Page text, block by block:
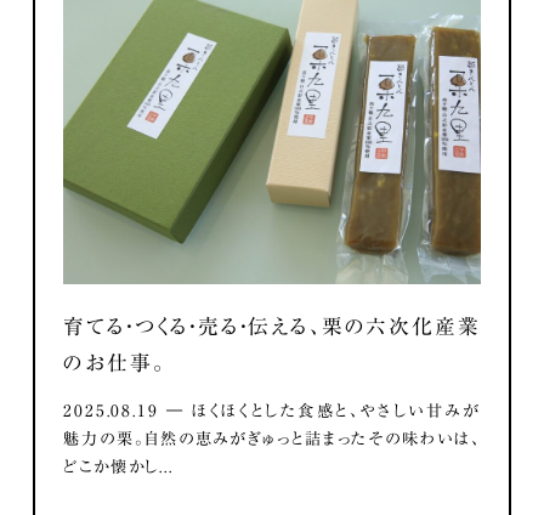
育てる・つくる・売る・伝える、栗の六次化産業
のお仕事。
2025.08.19 ― ほくほくとした食感と、やさしい甘みが
魅力の栗。自然の恵みがぎゅっと詰まったその味わいは、
どこか懐かし...